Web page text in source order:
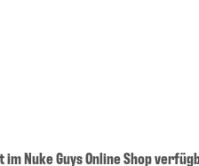
Nuke Guys Online Shop